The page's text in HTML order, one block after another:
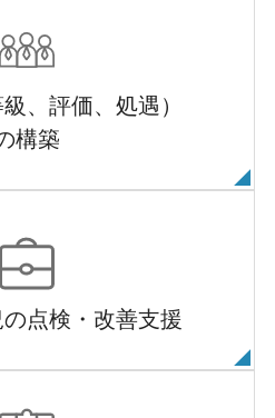
、評価、処遇）
構築
点検・改善支援